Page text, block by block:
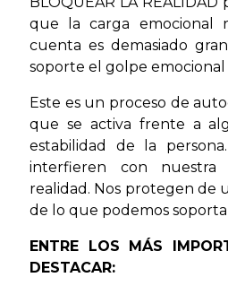
que la carga emocional
cuenta es demasiado
soporte el golpe emocional
Este es un proceso de
que se activa frente a
estabilidad de la
interfieren con
realidad. Nos protegen de
de lo que podemos
ENTRE LOS MÁS
DESTACAR: